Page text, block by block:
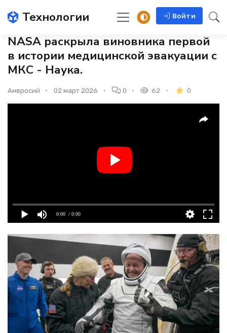
Технологии Войти
NASA раскрыла виновника первой
в истории медицинской эвакуации с
МКС - Наука.
Амвросий 02 март 2026 0 62 0
0:00 / 0:00